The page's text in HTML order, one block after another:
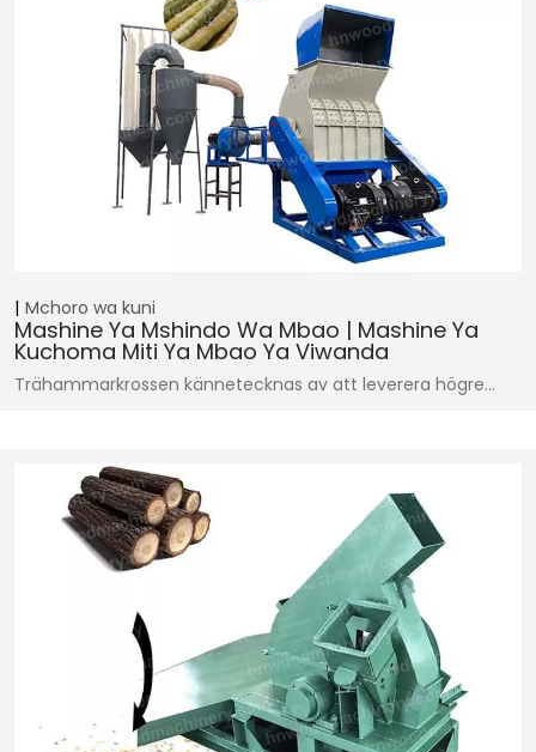
Mchoro wa kuni
Mashine Ya Mshindo Wa Mbao | Mashine Ya
Kuchoma Miti Ya Mbao Ya Viwanda
Trähammarkrossen kännetecknas av att leverera högre…